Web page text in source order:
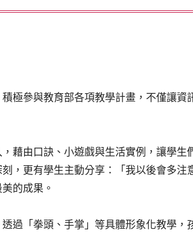
極參與教育部各項教學計畫，不僅讓資
藉由口訣、小遊戲與生活實例，讓學
，更有學生主動分享：「我以後會多注
的成果。
過「拳頭、手掌」等具體形象化教學